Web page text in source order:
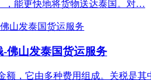
，能更快地将货物送达泰国。对…
佛山发泰国货运服务​
额，它由多种费用组成。关税是